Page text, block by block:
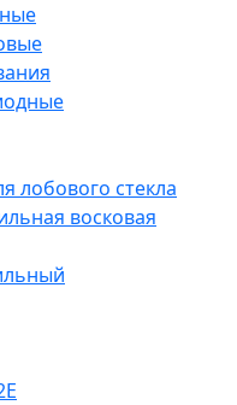
лобового стекла
восковая